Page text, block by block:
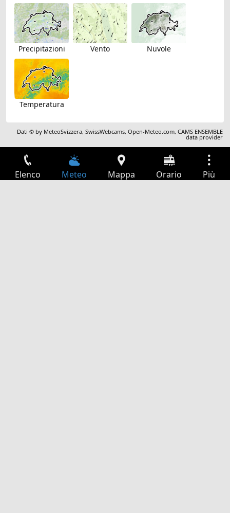
Precipitazioni Vento Nuvole
Temperatura
Dati © by MeteoSvizzera,SwissWebcams,Open-Meteo.com,CAMS ENSEMBLE
data provider
Elenco Meteo Mappa Orario Più